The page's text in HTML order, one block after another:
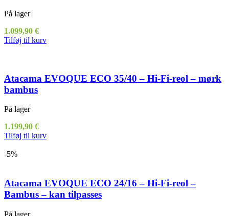
På lager
1.099,90 €
Tilføj til kurv
Atacama EVOQUE ECO 35/40 – Hi-Fi-reol – mørk
bambus
På lager
1.199,90 €
Tilføj til kurv
-5%
Atacama EVOQUE ECO 24/16 – Hi-Fi-reol –
Bambus – kan tilpasses
På lager